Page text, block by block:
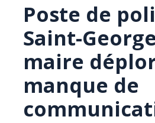
Poste de
Saint-
maire
manque de